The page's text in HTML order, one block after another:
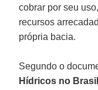
cobrar por seu
recursos
própria bacia.
Segundo o
Hídricos no